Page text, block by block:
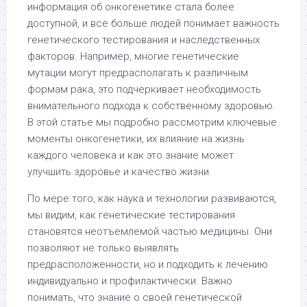
информация об онкогенетике стала более
доступной, и все больше людей понимает важность
генетического тестирования и наследственных
факторов. Например, многие генетические
мутации могут предрасполагать к различным
формам рака, это подчеркивает необходимость
внимательного подхода к собственному здоровью.
В этой статье мы подробно рассмотрим ключевые
моменты онкогенетики, их влияние на жизнь
каждого человека и как это знание может
улучшить здоровье и качество жизни.
По мере того, как наука и технологии развиваются,
мы видим, как генетические тестирования
становятся неотъемлемой частью медицины. Они
позволяют не только выявлять
предрасположенности, но и подходить к лечению
индивидуально и профилактически. Важно
понимать, что знание о своей генетической